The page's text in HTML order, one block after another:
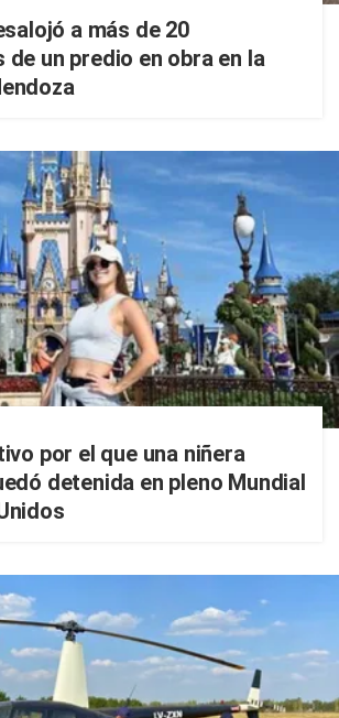
a más de 20
de un predio en obra en la
por el que una niñera
detenida en pleno Mundial